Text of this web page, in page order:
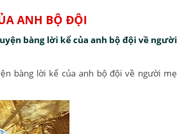
ANH BỘ ĐỘI
bàng lời kể của anh bộ đội về người
bàng lời kể của anh bộ đội về người mẹ